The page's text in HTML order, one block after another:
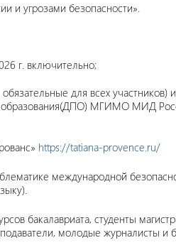
и угрозами безопасности».
г. включительно;
для всех
образования(ДПО) МГИМО МИД
https://tatiana-provence.ru/
международной
бакалавриата, студенты
молодые журналисты и